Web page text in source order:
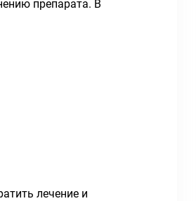
препарата. В
лечение и